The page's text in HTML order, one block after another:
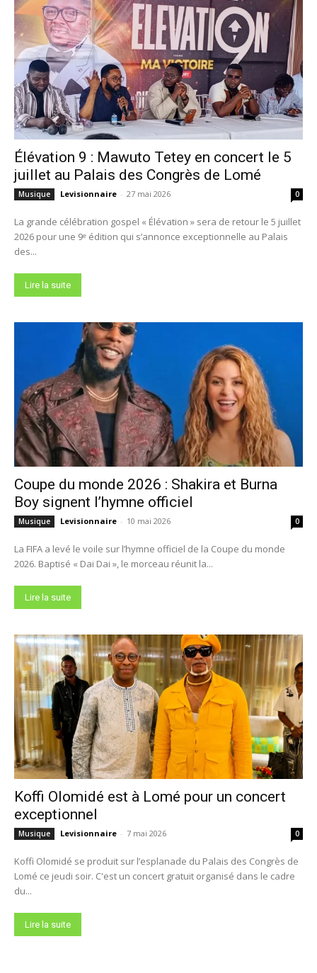
Élévation 9 : Mawuto Tetey en concert le 5
juillet au Palais des Congrès de Lomé
Musique Levisionnaire - 27 mai 2026 0
La grande célébration gospel « Élévation » sera de retour le 5 juillet
2026 pour une 9ᵉ édition qui s’annonce exceptionnelle au Palais
des...
Lire la suite
Coupe du monde 2026 : Shakira et Burna
Boy signent l’hymne officiel
Musique Levisionnaire - 10 mai 2026 0
La FIFA a levé le voile sur l’hymne officiel de la Coupe du monde
2026. Baptisé « Dai Dai », le morceau réunit la...
Lire la suite
Koffi Olomidé est à Lomé pour un concert
exceptionnel
Musique Levisionnaire - 7 mai 2026 0
Koffi Olomidé se produit sur l’esplanade du Palais des Congrès de
Lomé ce jeudi soir. C'est un concert gratuit organisé dans le cadre
du...
Lire la suite